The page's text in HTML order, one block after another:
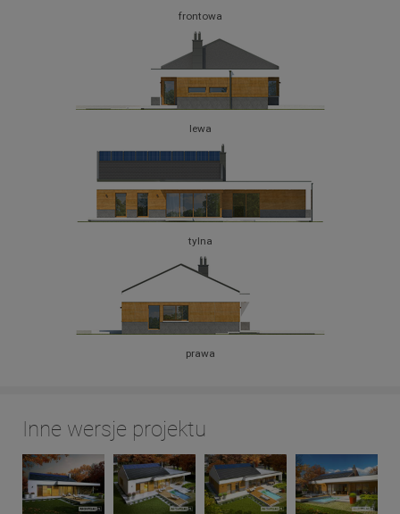
frontowa
lewa
tylna
prawa
Inne wersje projektu